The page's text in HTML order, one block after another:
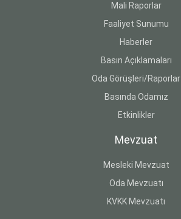
Mali Raporlar
Faaliyet Sunumu
Haberler
Basın Açıklamaları
Oda Görüşleri/Raporlar
Basında Odamız
Etkinlikler
Mevzuat
Mesleki Mevzuat
Oda Mevzuatı
KVKK Mevzuatı